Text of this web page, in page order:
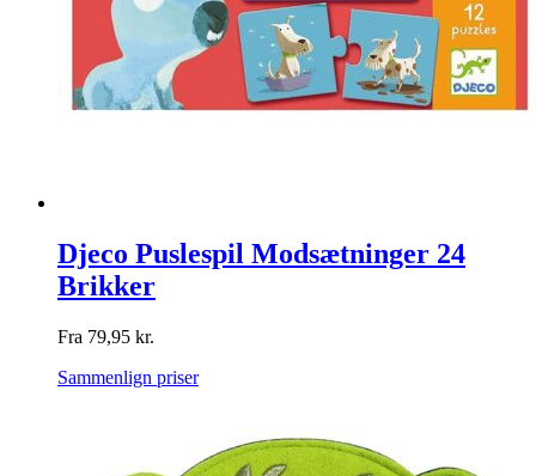
Djeco Puslespil Modsætninger 24
Brikker
Fra 79,95 kr.
Sammenlign priser